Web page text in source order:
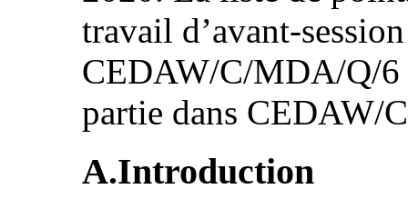
travail d’avant-
CEDAW/C/MDA/Q/6
partie dans CEDAW/
A.Introduction